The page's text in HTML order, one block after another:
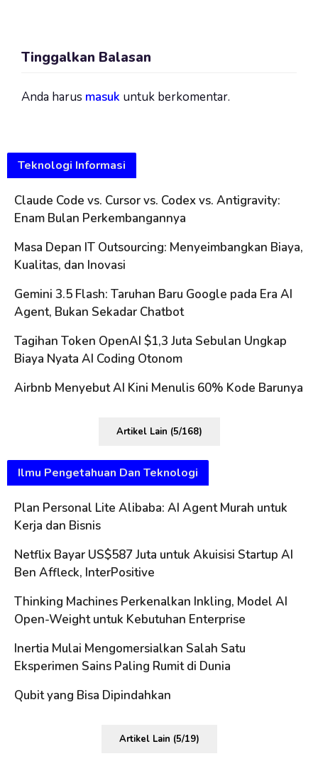
Tinggalkan Balasan
Anda harus masuk untuk berkomentar.
Teknologi Informasi
Claude Code vs. Cursor vs. Codex vs. Antigravity:
Enam Bulan Perkembangannya
Masa Depan IT Outsourcing: Menyeimbangkan Biaya,
Kualitas, dan Inovasi
Gemini 3.5 Flash: Taruhan Baru Google pada Era AI
Agent, Bukan Sekadar Chatbot
Tagihan Token OpenAI $1,3 Juta Sebulan Ungkap
Biaya Nyata AI Coding Otonom
Airbnb Menyebut AI Kini Menulis 60% Kode Barunya
Artikel Lain (5/168)
Ilmu Pengetahuan Dan Teknologi
Plan Personal Lite Alibaba: AI Agent Murah untuk
Kerja dan Bisnis
Netflix Bayar US$587 Juta untuk Akuisisi Startup AI
Ben Affleck, InterPositive
Thinking Machines Perkenalkan Inkling, Model AI
Open-Weight untuk Kebutuhan Enterprise
Inertia Mulai Mengomersialkan Salah Satu
Eksperimen Sains Paling Rumit di Dunia
Qubit yang Bisa Dipindahkan
Artikel Lain (5/19)